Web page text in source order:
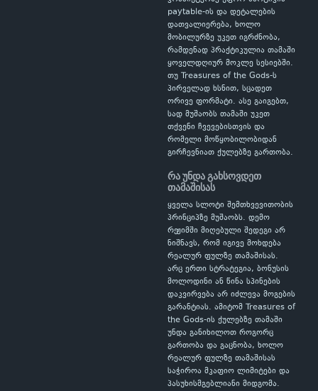
paytable-ის და დეტალების
დათვალიერება, ხოლო
მობილურზე უკეთ იგრძნობა,
რამდენად პრაქტიკულია თამაში
ყოველდღიურ მოკლე სესიებში.
თუ Treasures of the Gods-ს
პირველად ხსნით, სცადეთ
ორივე ფორმატი. ასე გაიგებთ,
სად მუშაობს თამაში უკეთ
თქვენი ჩვევებისთვის და
რომელი მოწყობილობიდან
გირჩევნიათ ქულებზე გართობა.
რა უნდა გახსოვდეთ
თამაშისას
ყველა სლოტი შემთხვევითობის
პრინციპზე მუშაობს. დემო
რეჟიმში მიღებული შედეგი არ
ნიშნავს, რომ იგივე მოხდება
რეალურ ფულზე თამაშისას.
არც ერთი სტრატეგია, ბონუსის
მოლოდინი ან წინა სპინების
დაკვირვება არ იძლევა მოგების
გარანტიას. ამიტომ Treasures of
the Gods-ის ქულებზე თამაში
უნდა განიხილოთ როგორც
გართობა და გაცნობა, ხოლო
რეალურ ფულზე თამაშისას
საჭიროა მკაფიო ლიმიტები და
პასუხისმგებლიანი მიდგომა.